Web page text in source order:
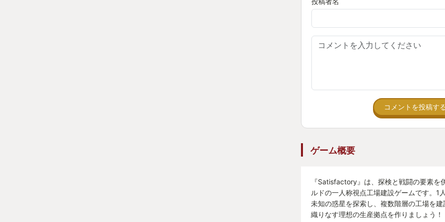
そして、満足を追い求めるための
できています。
建築操作の触り心地がとても洗練
自体も楽しいです。
3Dの見た目が良いため、出来上が
を得ることもできます。
るパズル的な要素がありますが、
としてはそれほど難しくありませ
る妥協点を考え始めると、一気に
コメントを投稿す
ゲーム概要
『Satisfactory』は、探検と戦闘の要素を
ルドの一人称視点工場建設ゲームです。1
未知の惑星を探索し、複数階層の工場を
織りなす理想の生産拠点を作りましょう！